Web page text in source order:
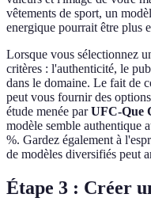
vêtements de sport, un
energique pourrait être plus
Lorsque vous sélectionnez
critères : l'authenticité, le
dans le domaine. Le fait de
peut vous fournir des
étude menée parUFC-Que
modèle semble authentique
%. Gardez également à
de modèles diversifiés peut
Étape 3 : Créer